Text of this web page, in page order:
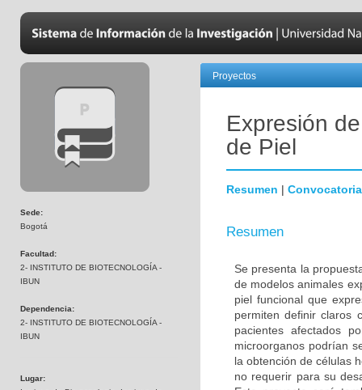
Sede:
Bogotá
Facultad:
2- INSTITUTO DE BIOTECNOLOGÍA -
IBUN
Dependencia:
2- INSTITUTO DE BIOTECNOLOGÍA -
IBUN
Lugar:
Proyectos
Expresión
de Piel
Resumen | Convocatoria
Resumen
Se presenta la
de modelos animales
piel funcional que
permiten definir claros
pacientes afectados
microorganos podrían
la obtención de células
no requerir para su